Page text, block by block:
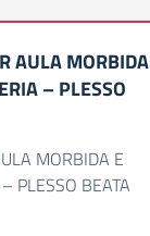
AULA MORBIDA
– PLESSO
MORBIDA E
PLESSO BEATA